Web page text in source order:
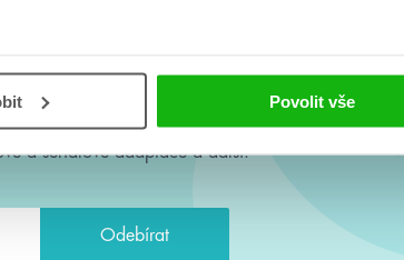
Povolit vše
do mailu! Nové knihy, co se
a seriálové adaptace a další.